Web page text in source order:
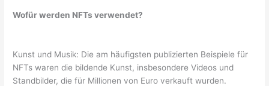
Wofür werden NFTs verwendet?
Kunst und Musik: Die am häufigsten publizierten Beispiele für
NFTs waren die bildende Kunst, insbesondere Videos und
Standbilder, die für Millionen von Euro verkauft wurden.